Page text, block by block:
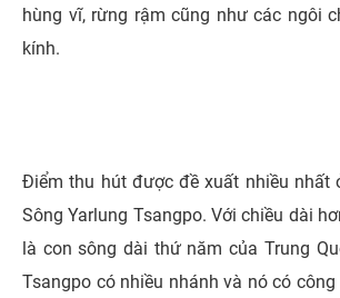
hùng vĩ, rừng rậm cũng như các ngôi
kính.
Điểm thu hút được đề xuất nhiều nhất
Sông Yarlung Tsangpo. Với chiều dài
là con sông dài thứ năm của Trung
Tsangpo có nhiều nhánh và nó có